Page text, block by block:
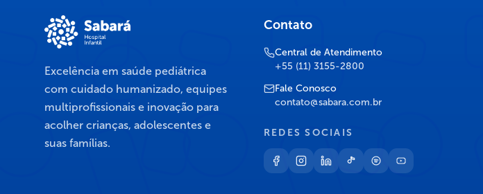
Excelência em saúde pediátrica
com cuidado humanizado, equipes
multiprofissionais e inovação para
acolher crianças, adolescentes e
suas famílias.
Contato
Central de Atendimento
+55 (11) 3155-2800
Fale Conosco
contato@sabara.com.br
REDES SOCIAIS